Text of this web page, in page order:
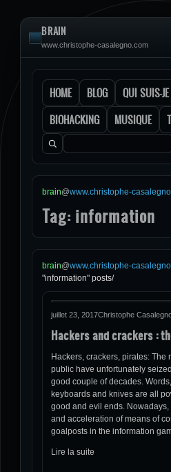
BRAIN
www.christophe-casalegno.com
HOME BLOG QUI SUIS-
BIOHACKING
MUSIQUE
Rechercher :
brain@www.christophe-
Tag: information
brain@www.christophe-
"information" posts/
juillet 23, 2017Christophe
Hackers and crackers :
Hackers, crackers, pirates: The
public have unfortunately
good couple of decades.
keyboards and knives are all
good and evil ends.
and acceleration of means of
goalposts in the information
Lire la suite